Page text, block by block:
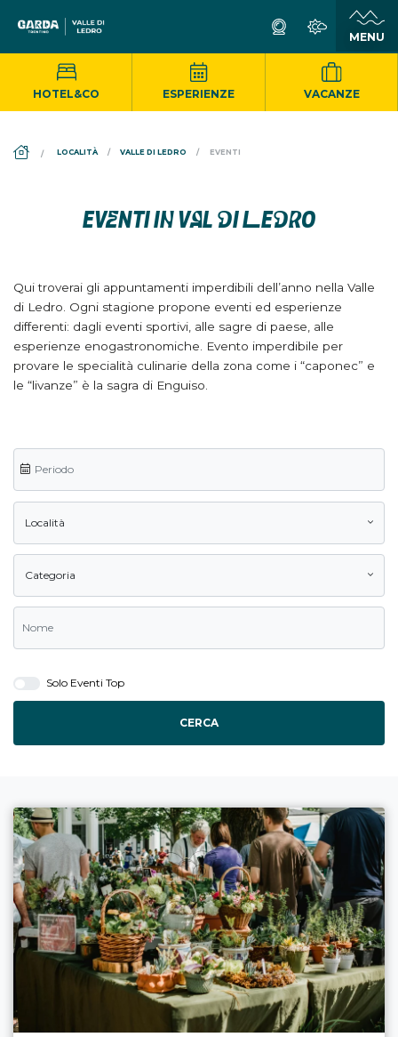
HOTEL&CO ESPERIENZE VACANZE
DS_BREADCRUMB.HOME
LOCALITÀ VALLE DI LEDRO EVENTI
EVENTI IN VAL DI LEDRO
Qui troverai gli appuntamenti imperdibili dell’anno nella Valle
di Ledro. Ogni stagione propone eventi ed esperienze
differenti: dagli eventi sportivi, alle sagre di paese, alle
esperienze enogastronomiche. Evento imperdibile per
provare le specialità culinarie della zona come i “caponec” e
le “livanze” è la sagra di Enguiso.
Località
Categoria
Solo Eventi Top
CERCA